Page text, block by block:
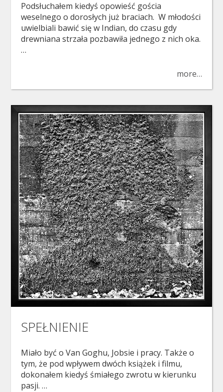
Podsłuchałem kiedyś opowieść gościa
weselnego o dorosłych już braciach. W młodości
uwielbiali bawić się w Indian, do czasu gdy
drewniana strzała pozbawiła jednego z nich oka.
…
more…
SPEŁNIENIE
Miało być o Van Goghu, Jobsie i pracy. Także o
tym, że pod wpływem dwóch książek i filmu,
dokonałem kiedyś śmiałego zwrotu w kierunku
pasji. …